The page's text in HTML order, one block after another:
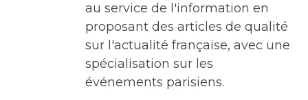
au service de l'information en
proposant des articles de qualité
sur l'actualité française, avec une
spécialisation sur les
événements parisiens.